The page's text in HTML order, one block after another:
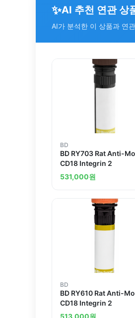
✨AI 추천 연관 상
AI가 분석한 이 상품과 연
BD
BD RY703 Rat Anti-
CD18 Integrin 2
531,000원
BD
BD RY610 Rat Anti-
CD18 Integrin 2